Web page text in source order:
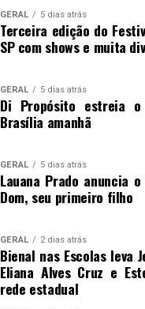
GERAL 5 dias atrás
Terceira edição do
SP com shows e muita
GERAL 5 dias atrás
Di Propósito estreia
Brasília amanhã
GERAL 5 dias atrás
Lauana Prado anuncia
Dom, seu primeiro filho
GERAL 2 dias atrás
Bienal nas Escolas leva
Eliana Alves Cruz e
rede estadual